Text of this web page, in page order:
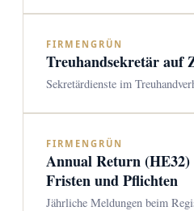
FIRMENGRÜN
Treuhandsekretär auf
Sekretärdienste im
FIRMENGRÜN
Annual Return
Fristen und Pflichten
Jährliche Meldungen beim